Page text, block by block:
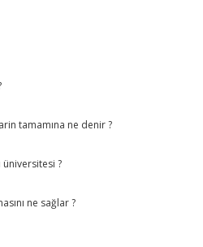
tamamına ne denir ?
üniversitesi ?
ne sağlar ?